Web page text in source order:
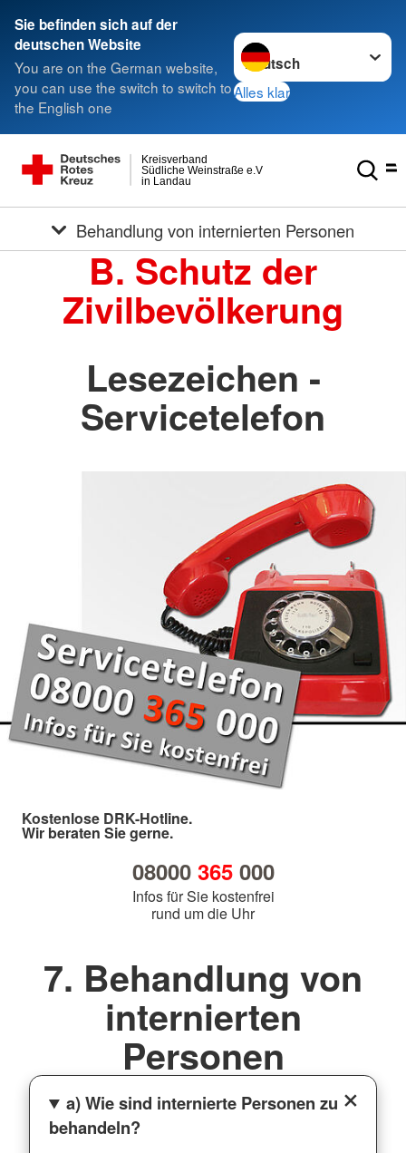
Sie befinden sich auf der
deutschen Website
You are on the German website,
you can use the switch to switch to
the English one
Sprache wechseln zu
Alles klar
in Landau
Südliche Weinstraße e.V
Kreisverband
Behandlung von internierten Personen
B. Schutz der
Zivilbevölkerung
Lesezeichen -
Servicetelefon
Kostenlose DRK-Hotline.
Wir beraten Sie gerne.
08000 365000
Infos für Sie kostenfrei
rund um die Uhr
7. Behandlung von
internierten
Personen
a) Wie sind internierte Personen zu
behandeln?